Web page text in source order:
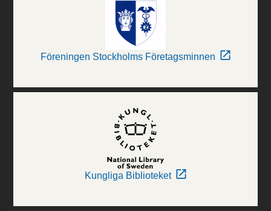
Föreningen Stockholms Företagsminnen
Kungliga Biblioteket